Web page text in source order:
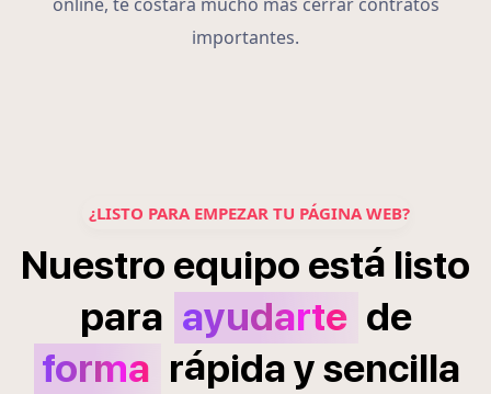
importantes.
¿LISTO PARA EMPEZAR TU PÁGINA WEB?
Nuestro equipo está listo
para ayudarte de
forma rápidaysencilla